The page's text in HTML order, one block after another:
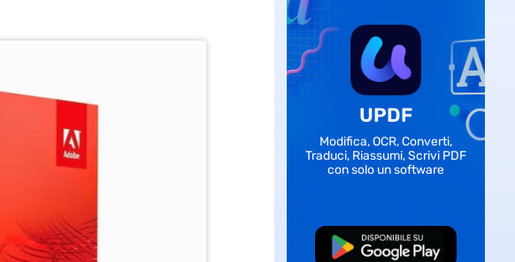
UPDF
Modifica, OCR, Converti,
Traduci, Riassumi, Scrivi PDF
con solo un software
Download Gratis